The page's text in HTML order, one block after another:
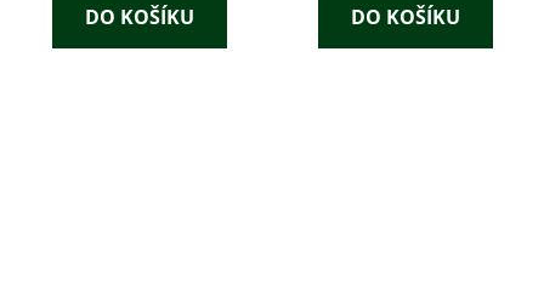
DO KOŠÍKU DO KOŠÍKU